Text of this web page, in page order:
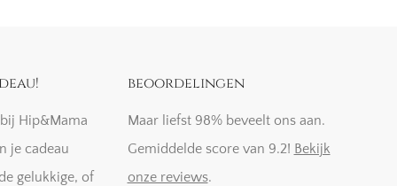
Hip&Mama
je cadeau
gelukkige, of
beoordelingen
Maar liefst 98% beveelt ons aan.
Gemiddelde score van 9.2! Bekijk
onze reviews.